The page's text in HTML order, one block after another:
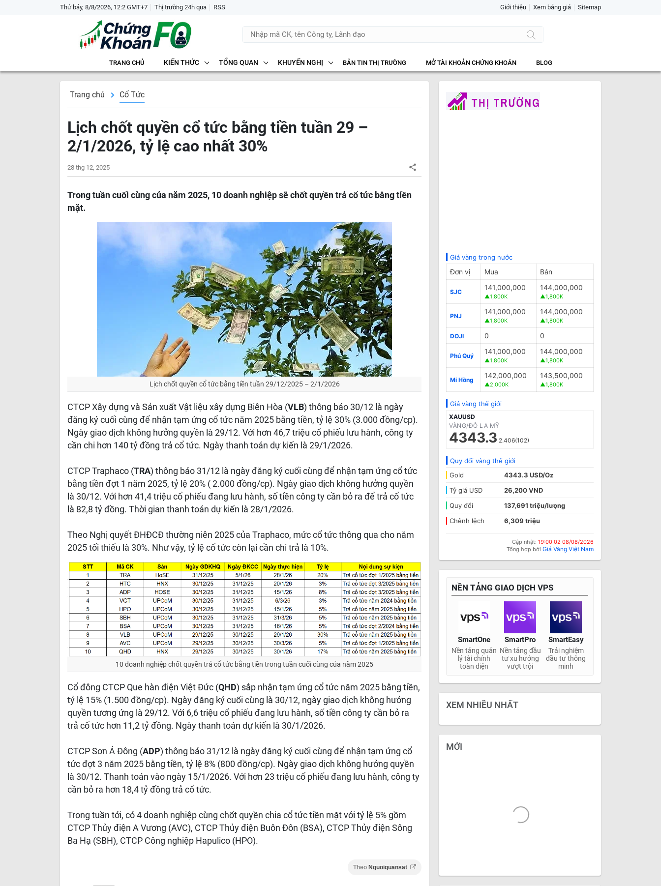
Thứ bảy, 8/8/2026, 12:2 GMT+7 Thị trường 24h qua RSS Giới thiệu Xem bảng giá Sitemap
TRANG CHỦ KIẾN THỨC TỔNG QUAN KHUYẾN NGHỊ BẢN TIN THỊ TRƯỜNG MỞ TÀI KHOẢN CHỨNG KHOÁN BLOG
Trang chủ Cổ Tức
Lịch chốt quyền cổ tức bằng tiền tuần 29 –
2/1/2026, tỷ lệ cao nhất 30%
28 thg 12, 2025
Trong tuần cuối cùng của năm 2025, 10 doanh nghiệp sẽ chốt quyền trả cổ tức bằng tiền
mặt.
Lịch chốt quyền cổ tức bằng tiền tuần 29/12/2025 – 2/1/2026
CTCP Xây dựng và Sản xuất Vật liệu xây dựng Biên Hòa (VLB) thông báo 30/12 là ngày
đăng ký cuối cùng để nhận tạm ứng cổ tức năm 2025 bằng tiền, tỷ lệ 30% (3.000 đồng/cp).
Ngày giao dịch không hưởng quyền là 29/12. Với hơn 46,7 triệu cổ phiếu lưu hành, công ty
cần chi hơn 140 tỷ đồng trả cổ tức. Ngày thanh toán dự kiến là 29/1/2026.
CTCP Traphaco (TRA) thông báo 31/12 là ngày đăng ký cuối cùng để nhận tạm ứng cổ tức
bằng tiền đợt 1 năm 2025, tỷ lệ 20% ( 2.000 đồng/cp). Ngày giao dịch không hưởng quyền
là 30/12. Với hơn 41,4 triệu cổ phiếu đang lưu hành, số tiền công ty cần bỏ ra để trả cổ tức
là 82,8 tỷ đồng. Thời gian thanh toán dự kiến là 28/1/2026.
Theo Nghị quyết ĐHĐCĐ thường niên 2025 của Traphaco, mức cổ tức thông qua cho năm
2025 tối thiểu là 30%. Như vậy, tỷ lệ cổ tức còn lại cần chi trả là 10%.
10 doanh nghiệp chốt quyền trả cổ tức bằng tiền trong tuần cuối cùng của năm 2025
Cổ đông CTCP Que hàn điện Việt Đức (QHD) sắp nhận tạm ứng cổ tức năm 2025 bằng tiền,
tỷ lệ 15% (1.500 đồng/cp). Ngày đăng ký cuối cùng là 30/12, ngày giao dịch không hưởng
quyền tương ứng là 29/12. Với 6,6 triệu cổ phiếu đang lưu hành, số tiền công ty cần bỏ ra
trả cổ tức hơn 11,2 tỷ đồng. Ngày thanh toán dự kiến là 30/1/2026.
CTCP Sơn Á Đông (ADP) thông báo 31/12 là ngày đăng ký cuối cùng để nhận tạm ứng cổ
tức đợt 3 năm 2025 bằng tiền, tỷ lệ 8% (800 đồng/cp). Ngày giao dịch không hưởng quyền
là 30/12. Thanh toán vào ngày 15/1/2026. Với hơn 23 triệu cổ phiếu đang lưu hành, công ty
cần bỏ ra hơn 18,4 tỷ đồng trả cổ tức.
Trong tuần tới, có 4 doanh nghiệp cùng chốt quyền chia cổ tức tiền mặt với tỷ lệ 5% gồm
CTCP Thủy điện A Vương (AVC), CTCP Thủy điện Buôn Đôn (BSA), CTCP Thủy điện Sông
Ba Hạ (SBH), CTCP Công nghiệp Hapulico (HPO).
Theo Nguoiquansat
Giá vàng trong nước
Đơn vị Mua Bán
SJC
141,000,000
▲1,800K
144,000,000
▲1,800K
PNJ
141,000,000
▲1,800K
144,000,000
▲1,800K
DOJI 0 0
Phú Quý
141,000,000
▲1,800K
144,000,000
▲1,800K
Mi Hồng
142,000,000
▲2,000K
143,500,000
▲1,800K
Giá vàng thế giới
XAUUSD
VÀNG/ĐÔ LA MỸ
4343.3 2.406(102)
Quy đổi vàng thế giới
Gold
4343.3 USD/Oz
Tỷ giá USD
26,200 VND
Quy đổi
137,691 triệu/lượng
Chênh lệch
6,309 triệu
Cập nhật: 19:00:02 08/08/2026
Tổng hợp bởi Giá Vàng Việt Nam
NỀN TẢNG GIAO DỊCH VPS
SmartOne SmartPro SmartEasy
Nền tảng quản
lý tài chính
toàn diện
Nền tảng đầu
tư xu hướng
vượt trội
Trải nghiệm
đầu tư thông
minh
XEM NHIỀU NHẤT
MỚI